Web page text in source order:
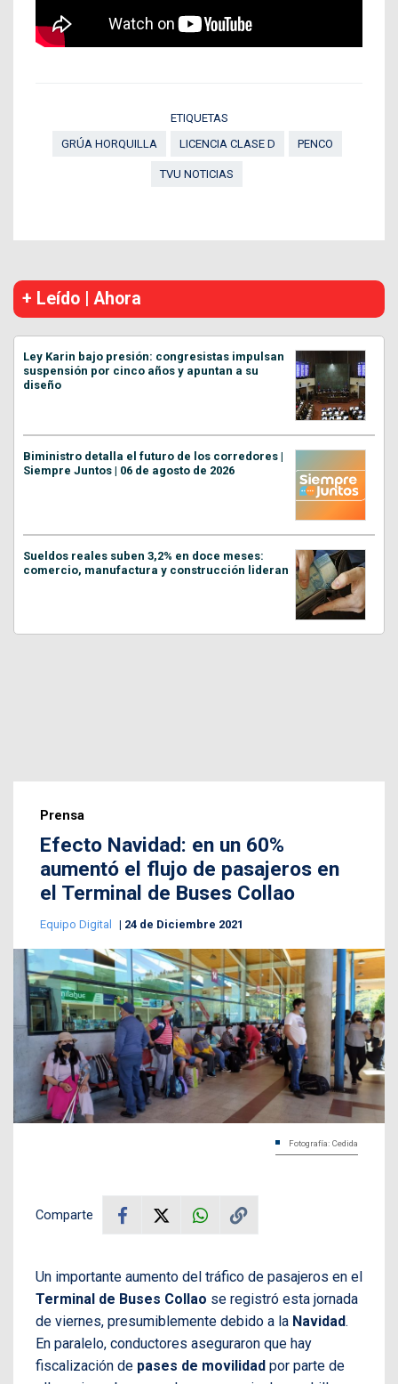
ETIQUETAS
GRÚA HORQUILLA
LICENCIA CLASE D PENCO
TVU NOTICIAS
+ Leído | Ahora
Ley Karin bajo presión: congresistas impulsan
suspensión por cinco años y apuntan a su
diseño
Biministro detalla el futuro de los corredores |
Siempre Juntos | 06 de agosto de 2026
Sueldos reales suben 3,2% en doce meses:
comercio, manufactura y construcción lideran
Prensa
Efecto Navidad: en un 60%
aumentó el flujo de pasajeros en
el Terminal de Buses Collao
Equipo Digital 24 de Diciembre 2021
Fotografía: Cedida
Comparte
Un importante aumento del tráfico de pasajeros en el
Terminal de Buses Collao se registró esta jornada
de viernes, presumiblemente debido a la Navidad.
En paralelo, conductores aseguraron que hay
fiscalización de pases de movilidad por parte de